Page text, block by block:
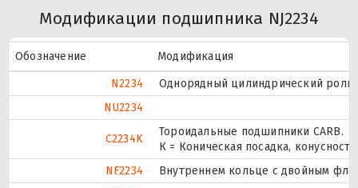
Модификации подшипника NJ2234
Обозначение
Модификация
N2234
Однорядный цилиндрический
NU2234
C2234K
Тороидальные подшипники CARB.
К = Коническая посадка, конусность
NF2234
Внутреннем кольце с двойным